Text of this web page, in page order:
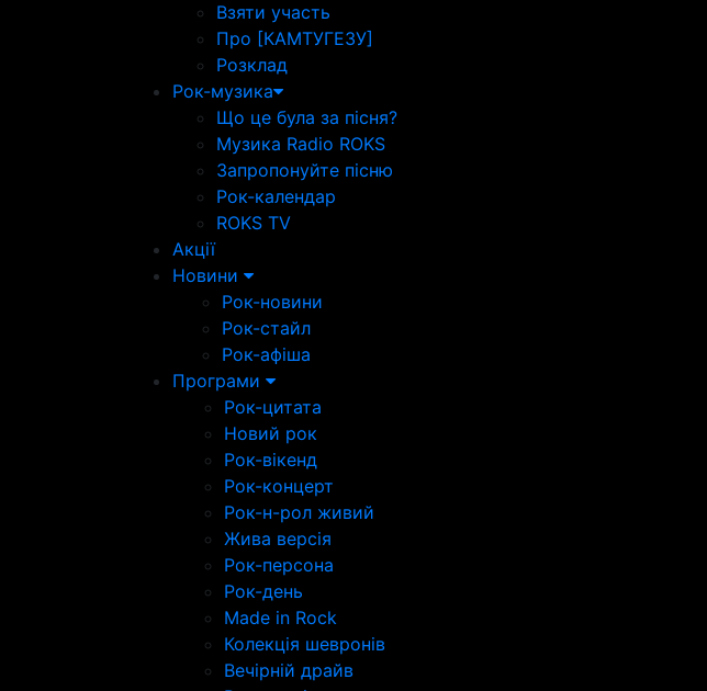
Взяти участь
Про [КАМТУГЕЗУ]
Розклад
Рок-музика
Що це була за пісня?
Музика Radio ROKS
Запропонуйте пісню
Рок-календар
ROKS TV
Акції
Новини
Рок-новини
Рок-стайл
Рок-афіша
Програми
Рок-цитата
Новий рок
Рок-вікенд
Рок-концерт
Рок-н-рол живий
Жива версія
Рок-персона
Рок-день
Made in Rock
Колекція шевронів
Вечірній драйв